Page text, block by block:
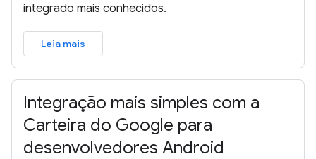
integrado mais conhecidos.
Leia mais
Integração mais simples com a
Carteira do Google para
desenvolvedores Android